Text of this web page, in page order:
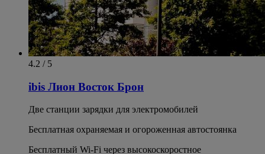
4.2 / 5
ibis Лион Восток Брон
Две станции зарядки для электромобилей
Бесплатная охраняемая и огороженная автостоянка
Бесплатный Wi-Fi через высокоскоростное